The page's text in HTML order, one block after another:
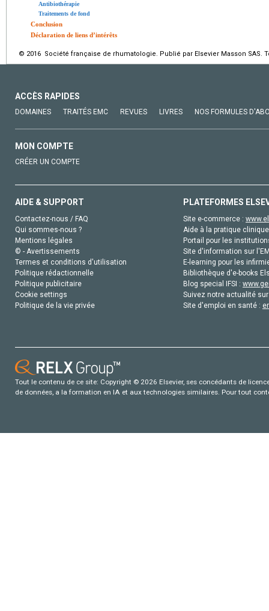
Antibiothérapie
Traitements de fond
Conclusion
Déclaration de liens d’intérêts
© 2016 Société française de rhumatologie. Publié par Elsevier Masson SAS.
ACCÈS RAPIDES
DOMAINES TRAITÉS EMC REVUES LIVRES NOS FORMULES
MON COMPTE
CRÉER UN COMPTE
AIDE & SUPPORT
Contactez-nous / FAQ
Qui sommes-nous ?
Mentions légales
© - Avertissements
Termes et conditions d'utilisation
Politique rédactionnelle
Politique publicitaire
Cookie settings
Politique de la vie privée
PLATEFORMES
Site e-commerce :
Aide à la pratique
Portail pour les
Site d'information sur
E-learning pour les
Bibliothèque d'e-books
Blog special IFSI :
Suivez notre actualité
Site d'emploi en santé :
Tout le contenu de ce site: Copyright © 2026 Elsevier, ses concédants de
de données, a la formation en IA et aux technologies similaires. Pour tout